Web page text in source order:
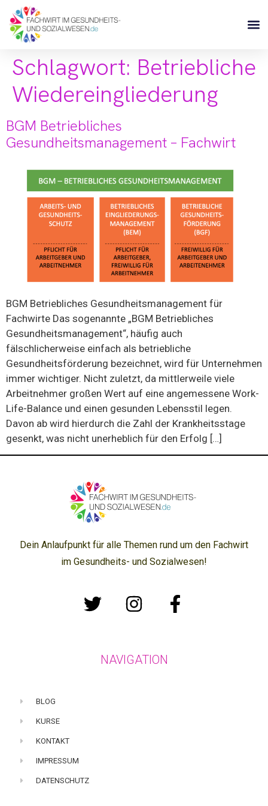
Schlagwort: Betriebliche
Wiedereingliederung
BGM Betriebliches
Gesundheitsmanagement – Fachwirt
BGM Betriebliches Gesundheitsmanagement für
Fachwirte Das sogenannte „BGM Betriebliches
Gesundheitsmanagement“, häufig auch
fälschlicherweise einfach als betriebliche
Gesundheitsförderung bezeichnet, wird für Unternehmen
immer wichtiger. Nicht zuletzt, da mittlerweile viele
Arbeitnehmer großen Wert auf eine angemessene Work-
Life-Balance und einen gesunden Lebensstil legen.
Davon ab wird hierdurch die Zahl der Krankheitsstage
gesenkt, was nicht unerheblich für den Erfolg […]
Dein Anlaufpunkt für alle Themen rund um den Fachwirt
im Gesundheits- und Sozialwesen!
NAVIGATION
BLOG
KURSE
KONTAKT
IMPRESSUM
DATENSCHUTZ